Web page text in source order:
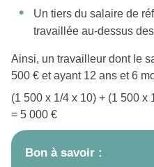
Un tiers du salaire de
travaillée au-dessus
Ainsi, un travailleur dont le
500 € et ayant 12 ans et 6
(1 500 x 1/4 x 10) + (1 500 x
= 5 000 €
Bon à savoir :